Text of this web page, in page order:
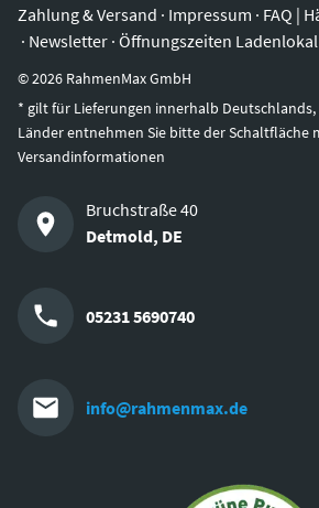
Zahlung & Versand · Impressum · FAQ |
· Newsletter · Öffnungszeiten Ladenlokal
©2026 RahmenMax GmbH
* gilt für Lieferungen innerhalb
Länder entnehmen Sie bitte der Schaltfläche
Versandinformationen
Bruchstraße 40
Detmold, DE
05231 5690740
info@rahmenmax.de